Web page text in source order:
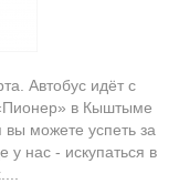
Автобус идёт с
в Кыштыме
можете успеть за
у нас - искупаться в